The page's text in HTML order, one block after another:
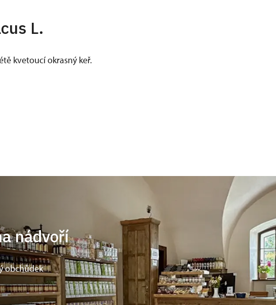
L.
kvetoucí okrasný keř.
nádvoří
obchůdek